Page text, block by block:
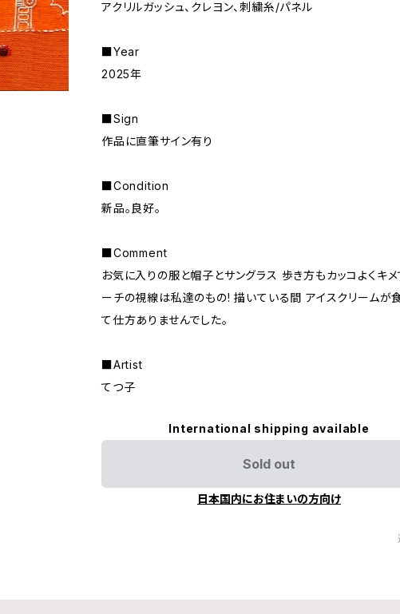
アクリルガッシュ、クレヨン、刺繍糸/パネル
■Year
2025年
■Sign
作品に直筆サイン有り
■Condition
新品。良好。
■Comment
お気に入りの服と帽子とサングラス 歩き方もカッコよくキメ
ーチの視線は私達のもの! 描いている間 アイスクリームが
て仕方ありませんでした。
■Artist
てつ子
International shipping available
Sold out
日本国内にお住まいの方向け